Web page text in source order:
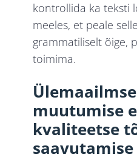
kontrollida ka teksti
meeles, et peale
grammatiliselt õige,
toimima.
muutumise
kvaliteetse